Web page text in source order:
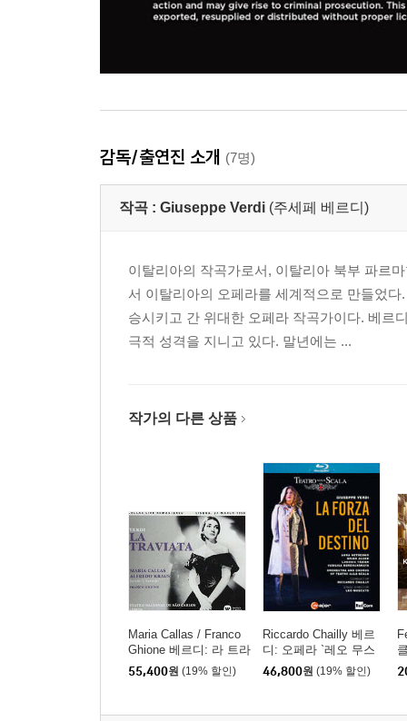
감독/출연진 소개 (7명)
작곡 : Giuseppe Verdi (주세페 베르디)
이탈리아의 작곡가로서, 이탈리아 북부 파르
서 이탈리아의 오페라를 세계적으로 만들었
승시키고 간 위대한 오페라 작곡가이다. 베르
극적 성격을 지니고 있다. 말년에는 ...
작가의 다른 상품
Maria Callas / Franco
Ghione 베르디: 라 트라
비아타 - 마리아 칼라
스, 프랑코 기오네 / (Ve
D]
55,400원 (19% 할인)
Riccardo Chailly 베르
디: 오페라 `레오 무스
카토` (Verdi: Opera `La
Forza Del Destino`)
46,800원 (19% 할인)
n